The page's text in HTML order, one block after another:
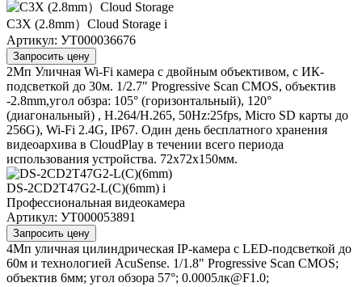
C3X (2.8mm）Cloud Storage i
Артикул: УТ000036676
Запросить цену
2Мп Уличная Wi-Fi камера c двойным объективом, c ИК-
подсветкой до 30м. 1/2.7" Progressive Scan CMOS, объектив
-2.8mm,угол обзра: 105° (горизонтальный), 120°
(диагональный) , H.264/H.265, 50Hz:25fps, Micro SD карты до
256G), Wi-Fi 2.4G, IP67. Один день бесплатного хранения
видеоархива в CloudPlay в течении всего периода
использования устройства. 72х72х150мм.
DS-2CD2T47G2-L(C)(6mm) i
Профессиональная видеокамера
Артикул: УТ000053891
Запросить цену
4Мп уличная цилиндрическая IP-камера с LED-подсветкой до
60м и технологией AcuSense. 1/1.8" Progressive Scan CMOS;
объектив 6мм; угол обзора 57°; 0.0005лк@F1.0;